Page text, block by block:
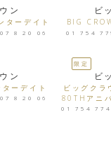
ン
ターデイト
8 20 06
ビ
BIG
01 754
ン
ーデイト
8 20 06
限定
ビ
ビッグクラ
80THアニ
01 754